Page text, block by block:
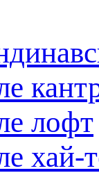
лофт
хай-